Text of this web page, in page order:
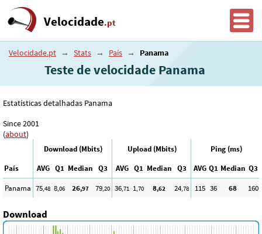
Velocidade.pt
Velocidade.pt → Stats → País → Panama
Teste de velocidade Panama
Estatísticas detalhadas Panama
Since 2001
(about)
Download (Mbits) Upload (Mbits)
Ping (ms)
País
AVG Q1 Median Q3 AVG Q1 Median Q3 AVG Q1 Median Q3
Panama 75,48 8,06 26,97 79,20 36,71 1,70 8,62 24,78 115 36 68 160
Download